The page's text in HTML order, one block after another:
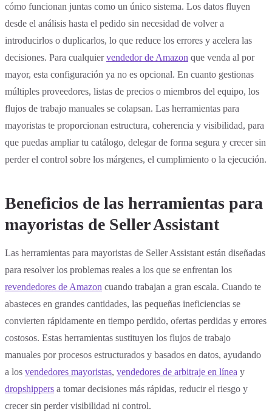
cómo funcionan juntas como un único sistema. Los datos fluyen
desde el análisis hasta el pedido sin necesidad de volver a
introducirlos o duplicarlos, lo que reduce los errores y acelera las
decisiones. Para cualquiervendedor de Amazon que venda al por
mayor, esta configuración ya no es opcional. En cuanto gestionas
múltiples proveedores, listas de precios o miembros del equipo, los
flujos de trabajo manuales se colapsan. Las herramientas para
mayoristas te proporcionan estructura, coherencia y visibilidad, para
que puedas ampliar tu catálogo, delegar de forma segura y crecer sin
perder el control sobre los márgenes, el cumplimiento o la ejecución.
Beneficios de las herramientas para
mayoristas de Seller Assistant
Las herramientas para mayoristas de Seller Assistant están diseñadas
para resolver los problemas reales a los que se enfrentan los
revendedores de Amazon cuando trabajan a gran escala. Cuando te
abasteces en grandes cantidades, las pequeñas ineficiencias se
convierten rápidamente en tiempo perdido, ofertas perdidas y errores
costosos. Estas herramientas sustituyen los flujos de trabajo
manuales por procesos estructurados y basados en datos, ayudando
a los vendedores mayoristas, vendedores de arbitraje en línea y
dropshippers a tomar decisiones más rápidas, reducir el riesgo y
crecer sin perder visibilidad ni control.